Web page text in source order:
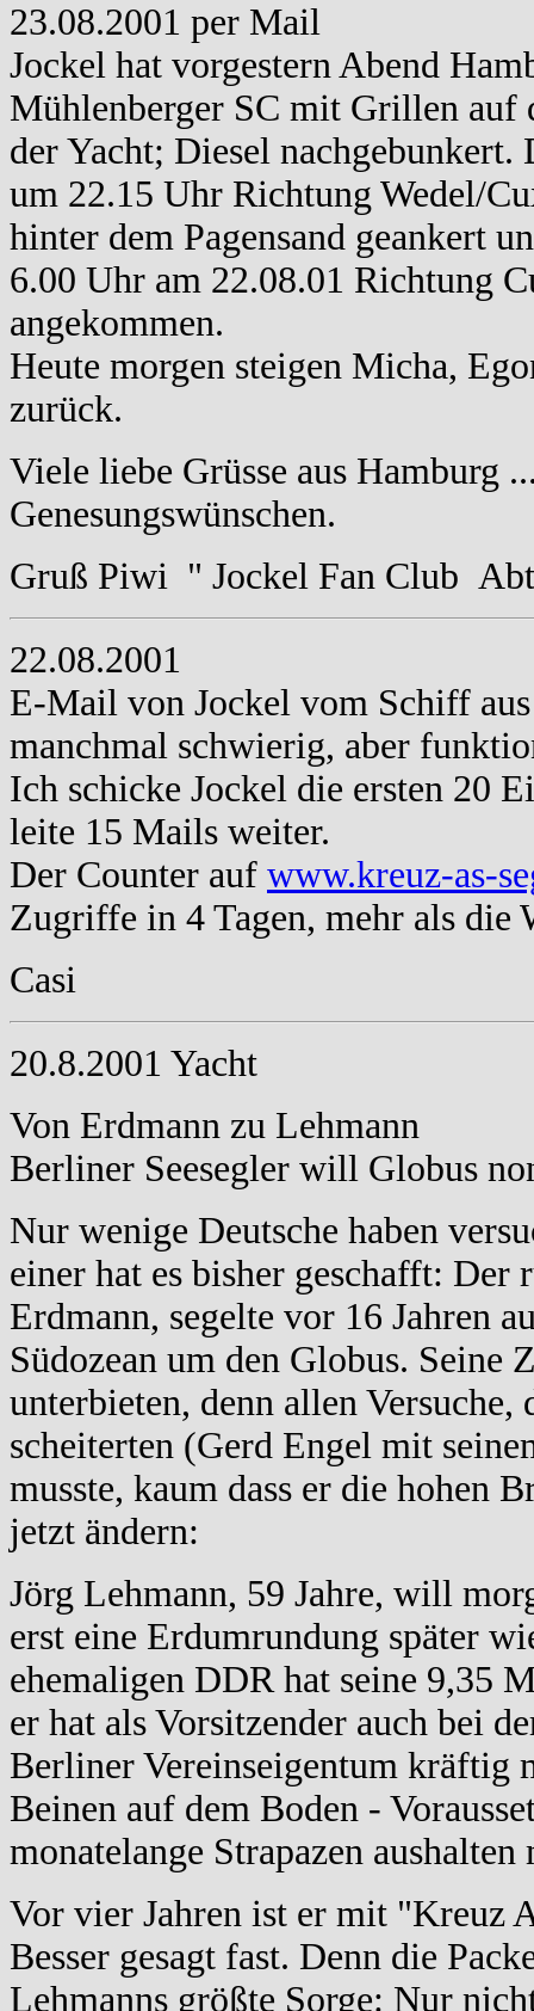
23.08.2001 per Mail
Jockel hat vorgestern Abend
Mühlenberger SC mit Grillen auf
der Yacht; Diesel nachgebunkert.
um 22.15 Uhr Richtung Wedel/
hinter dem Pagensand geankert
6.00 Uhr am 22.08.01 Richtung
angekommen.
Heute morgen steigen Micha,
zurück.
Viele liebe Grüsse aus Hamburg
Genesungswünschen.
Gruß Piwi " Jockel Fan Club
22.08.2001
E-Mail von Jockel vom Schiff
manchmal schwierig, aber
Ich schicke Jockel die ersten 20
leite 15 Mails weiter.
Der Counter auf www.kreuz-as-
Zugriffe in 4 Tagen, mehr als die
Casi
20.8.2001 Yacht
Von Erdmann zu Lehmann
Berliner Seesegler will Globus
Nur wenige Deutsche haben
einer hat es bisher geschafft:
Erdmann, segelte vor 16 Jahren
Südozean um den Globus. Seine
unterbieten, denn allen
scheiterten (Gerd Engel mit
musste, kaum dass er die hohen
jetzt ändern:
Jörg Lehmann, 59 Jahre, will
erst eine Erdumrundung später
ehemaligen DDR hat seine 9,35
er hat als Vorsitzender auch bei
Berliner Vereinseigentum kräftig
Beinen auf dem Boden -
monatelange Strapazen aushalten
Vor vier Jahren ist er mit "Kreuz
Besser gesagt fast. Denn die
Lehmanns größte Sorge: Nur